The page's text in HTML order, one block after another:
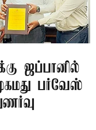
ஜப்பானில்
பர்வேஸ்